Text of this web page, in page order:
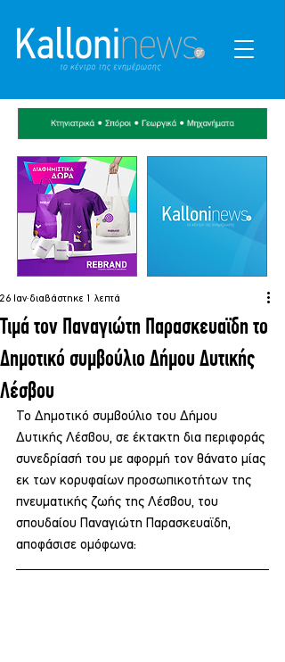
Τιμά τον Παναγιώτη Παρασκευαϊδη το
Δημοτικό συμβούλιο Δήμου Δυτικής
Λέσβου
26 Ιαν διαβάστηκε 1 λεπτά
Το Δημοτικό συμβούλιο του Δήμου
Δυτικής Λέσβου, σε έκτακτη δια περιφοράς
συνεδρίασή του με αφορμή τον θάνατο μίας
εκ των κορυφαίων προσωπικοτήτων της
πνευματικής ζωής της Λέσβου, του
σπουδαίου Παναγιώτη Παρασκευαϊδη,
αποφάσισε ομόφωνα: